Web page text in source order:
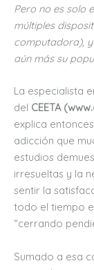
Pero no es solo
múltiples
computadora),
aún más su
La especialista
del CEETA
explica
adicción que
estudios
irresueltas y la
sentir la
todo el tiempo
“cerrando
Sumado a esa